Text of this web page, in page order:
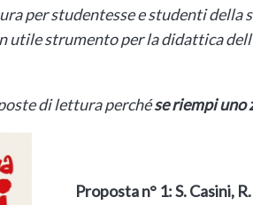
per studentesse e studenti della
strumento per la didattica
di lettura perchése riempi uno
Proposta n° 1: S. Casini,